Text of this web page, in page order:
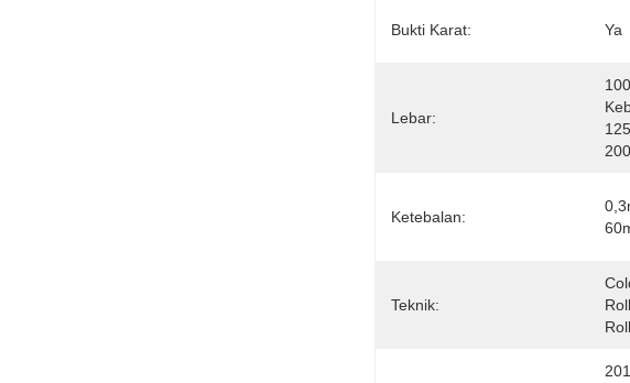
Bukti Karat: Ya
Lebar:
Ketebalan:
Teknik: